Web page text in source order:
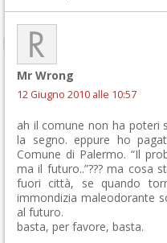
Mr Wrong
12 Giugno 2010 alle 10:57
ah il comune non ha poteri
la segno. eppure ho
Comune di Palermo. “Il
ma il futuro..”??? ma cosa
fuori città, se quando
immondizia maleodorante
al futuro.
basta, per favore, basta.